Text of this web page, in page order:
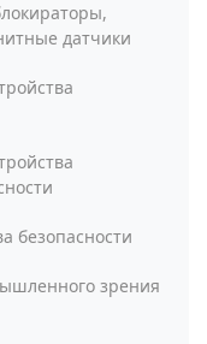
датчики
безопасности
зрения